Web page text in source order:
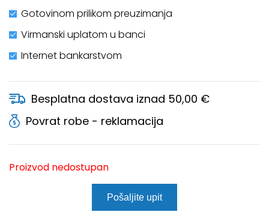
Gotovinom prilikom preuzimanja
Virmanski uplatom u banci
Internet bankarstvom
Besplatna dostava iznad 50,00 €
Povrat robe - reklamacija
Proizvod nedostupan
Pošaljite upit